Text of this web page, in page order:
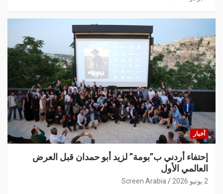
أخبار
إحتفاء أردني ب”بومة” لزيد أبو حمدان قبل العرض
العالمي الأول
2 يونيو 2026 Screen Arabia